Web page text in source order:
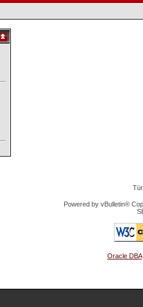
Powered by vBulletin®
Oracle DBA